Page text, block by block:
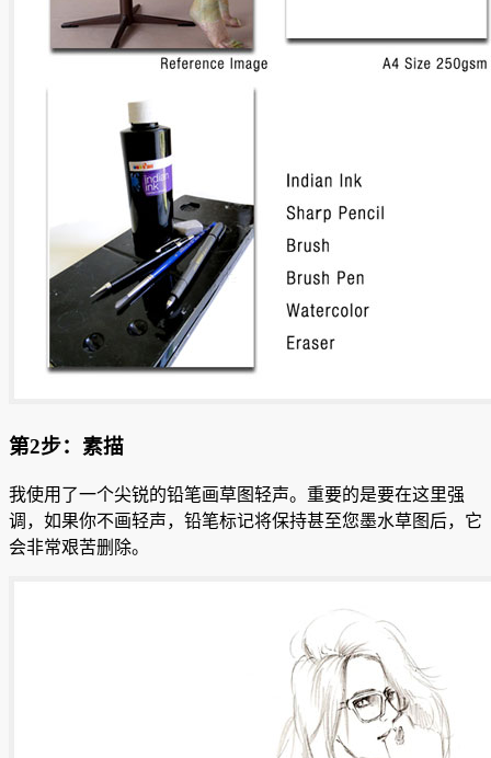
第2步：素描
我使用了一个尖锐的铅笔画草图轻声。 重要的是要在这里强
调，如果你不画轻声，铅笔标记将保持甚至您墨水草图后，它
会非常艰苦删除。